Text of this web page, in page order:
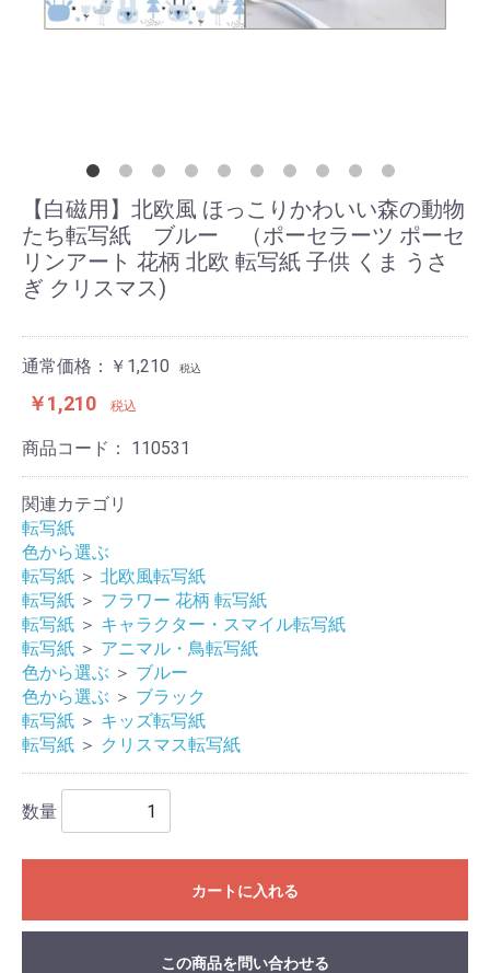
【白磁用】北欧風 ほっこりかわいい森の動物
たち転写紙 ブルー （ポーセラーツ ポーセ
リンアート 花柄 北欧 転写紙 子供 くま うさ
ぎ クリスマス)
通常価格：￥1,210 税込
￥1,210 税込
商品コード： 110531
関連カテゴリ
転写紙
色から選ぶ
転写紙 ＞ 北欧風転写紙
転写紙 ＞ フラワー 花柄 転写紙
転写紙 ＞ キャラクター・スマイル転写紙
転写紙 ＞ アニマル・鳥転写紙
色から選ぶ ＞ ブルー
色から選ぶ ＞ ブラック
転写紙 ＞ キッズ転写紙
転写紙 ＞ クリスマス転写紙
数量
カートに入れる
この商品を問い合わせる